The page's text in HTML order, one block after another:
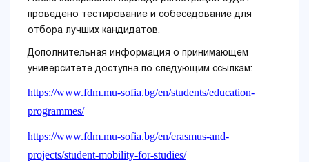
проведено тестирование и собеседование для
отбора лучших кандидатов.
Дополнительная информация о принимающем
университете доступна по следующим ссылкам:
https://www.fdm.mu-sofia.bg/en/students/education-
programmes/
https://www.fdm.mu-sofia.bg/en/erasmus-and-
projects/student-mobility-for-studies/